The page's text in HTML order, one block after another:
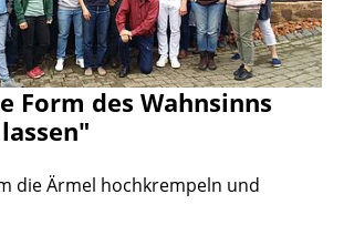
Form des Wahnsinns
die Ärmel hochkrempeln und